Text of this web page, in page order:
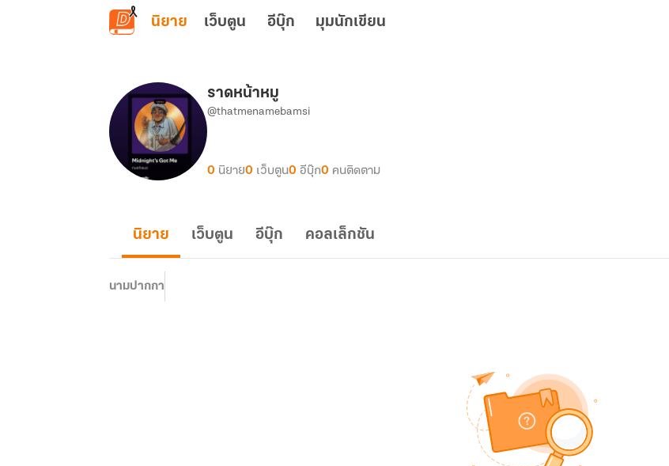
ข้ามไปยังเนื้อหาหลัก
นิยาย เว็บตูน อีบุ๊ก มุมนักเขียน
ราดหน้าหมู
@thatmenamebamsi
0 นิยาย0 เว็บตูน0 อีบุ๊ก0 คนติดตาม
นิยาย เว็บตูน อีบุ๊ก คอลเล็กชัน
นามปากกา